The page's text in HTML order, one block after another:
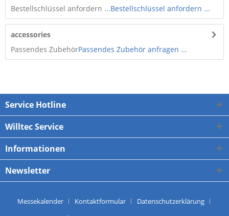
Bestellschlüssel anfordern ...Bestellschlüssel anfordern ...
accessories
Passendes ZubehörPassendes Zubehör anfragen ...
Service Hotline
Willtec Service
Informationen
Newsletter
Messekalender Kontaktformular
Datenschutzerklärung